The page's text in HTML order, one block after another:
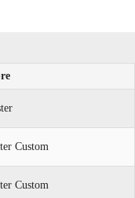
Custom
Custom